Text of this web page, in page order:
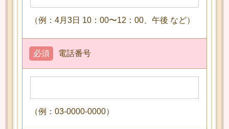
（例：4月3日 10：00〜12：00、午後 など）
電話番号
必須
（例：03-0000-0000）